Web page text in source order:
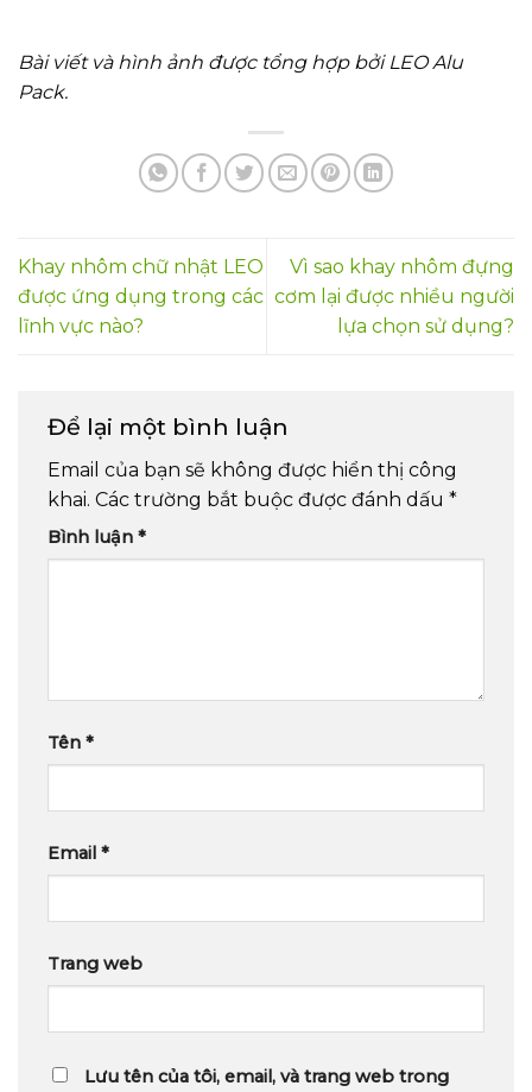
Bài viết và hình ảnh được tổng hợp bởi LEO Alu
Pack.
Khay nhôm chữ nhật LEO
được ứng dụng trong các
lĩnh vực nào?
Vì sao khay nhôm đựng
cơm lại được nhiều người
lựa chọn sử dụng?
Để lại một bình luận
Email của bạn sẽ không được hiển thị công
khai. Các trường bắt buộc được đánh dấu *
Bình luận *
Tên *
Email *
Trang web
Lưu tên của tôi, email, và trang web trong